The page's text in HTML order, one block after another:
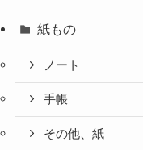
紙もの
ノート
手帳
その他、紙